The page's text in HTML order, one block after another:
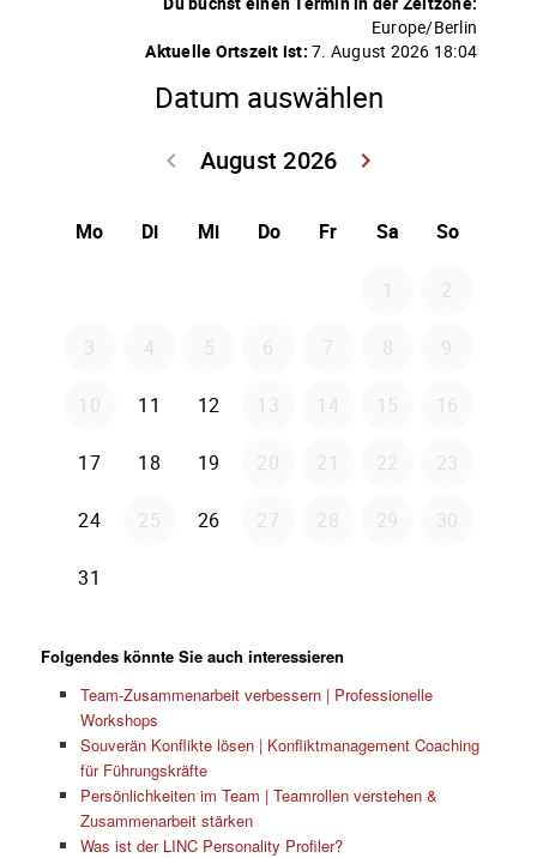
Folgendes könnte Sie auch interessieren
Team-Zusammenarbeit verbessern | Professionelle
Workshops
Souverän Konflikte lösen | Konfliktmanagement Coaching
für Führungskräfte
Persönlichkeiten im Team | Teamrollen verstehen &
Zusammenarbeit stärken
Was ist der LINC Personality Profiler?